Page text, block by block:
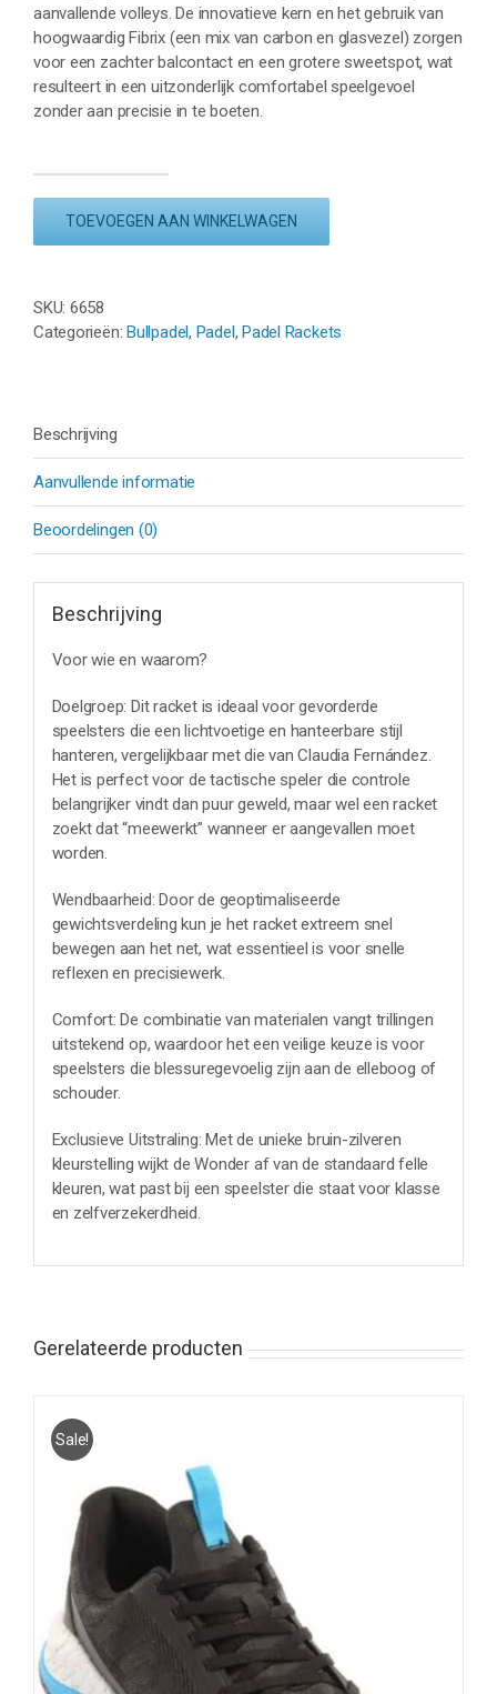
aanvallende volleys. De innovatieve kern en het gebruik van
hoogwaardig Fibrix (een mix van carbon en glasvezel) zorgen
voor een zachter balcontact en een grotere sweetspot, wat
resulteert in een uitzonderlijk comfortabel speelgevoel
zonder aan precisie in te boeten.
(CLAUDIA
aantal
TOEVOEGEN AAN WINKELWAGEN
SKU: 6658
Categorieën:Bullpadel, Padel,Padel Rackets
Beschrijving
Aanvullende informatie
Beoordelingen (0)
Beschrijving
Voor wie en waarom?
Doelgroep: Dit racket is ideaal voor gevorderde
speelsters die een lichtvoetige en hanteerbare stijl
hanteren, vergelijkbaar met die van Claudia Fernández.
Het is perfect voor de tactische speler die controle
belangrijker vindt dan puur geweld, maar wel een racket
zoekt dat “meewerkt” wanneer er aangevallen moet
worden.
Wendbaarheid: Door de geoptimaliseerde
gewichtsverdeling kun je het racket extreem snel
bewegen aan het net, wat essentieel is voor snelle
reflexen en precisiewerk.
Comfort: De combinatie van materialen vangt trillingen
uitstekend op, waardoor het een veilige keuze is voor
speelsters die blessuregevoelig zijn aan de elleboog of
schouder.
Exclusieve Uitstraling: Met de unieke bruin-zilveren
kleurstelling wijkt de Wonder af van de standaard felle
kleuren, wat past bij een speelster die staat voor klasse
en zelfverzekerdheid.
Gerelateerde producten
Sale!